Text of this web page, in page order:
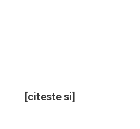
[citeste si]